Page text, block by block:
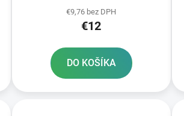
€9,76 bez DPH
€12
DO KOŠÍKA